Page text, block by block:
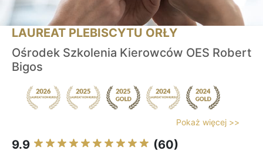
LAUREAT PLEBISCYTU ORŁY
Ośrodek Szkolenia Kierowców OES Robert
Bigos
Pokaż więcej >>
9.9 (60)